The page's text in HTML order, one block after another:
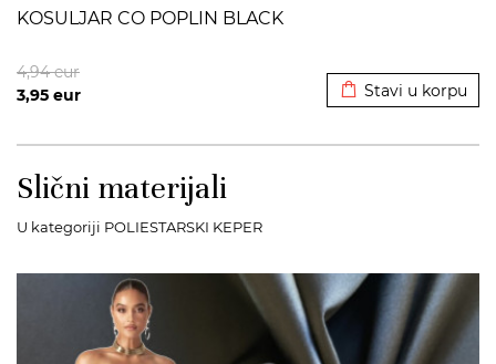
KOSULJAR CO POPLIN BLACK
3,95 eur
4,94eur
Stavi u korpu
Slični materijali
U kategoriji POLIESTARSKI KEPER